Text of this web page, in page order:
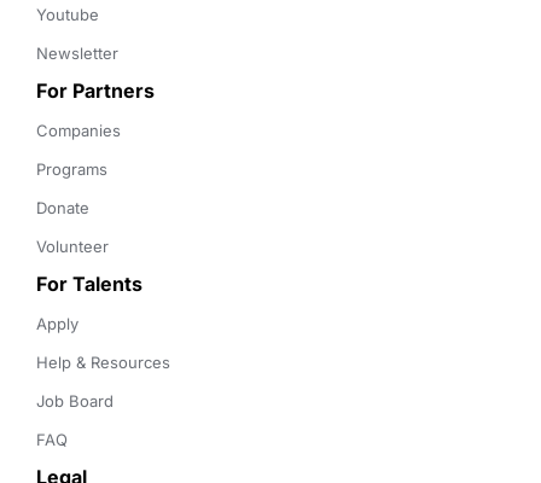
Youtube
Newsletter
For Partners
Companies
Programs
Donate
Volunteer
For Talents
Apply
Help & Resources
Job Board
FAQ
Legal